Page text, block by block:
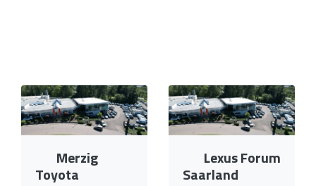
Merzig
Toyota
Lexus Forum
Saarland